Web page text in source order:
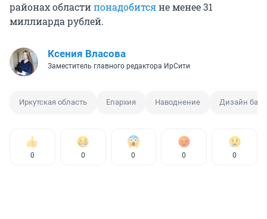
районах областипонадобитсяне менее 31
миллиарда рублей.
Ксения Власова
Заместитель главного редактора ИрСити
Иркутская область Епархия Наводнение Дизайн
0 0 0 0 0